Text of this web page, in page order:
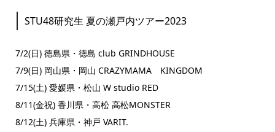
STU48研究生 夏の瀬戸内ツアー2023
7/2(日) 徳島県・徳島 club GRINDHOUSE
7/9(日) 岡山県・岡山 CRAZYMAMA KINGDOM
7/15(土) 愛媛県・松山 W studio RED
8/11(金祝) 香川県・高松 高松MONSTER
8/12(土) 兵庫県・神戸 VARIT.